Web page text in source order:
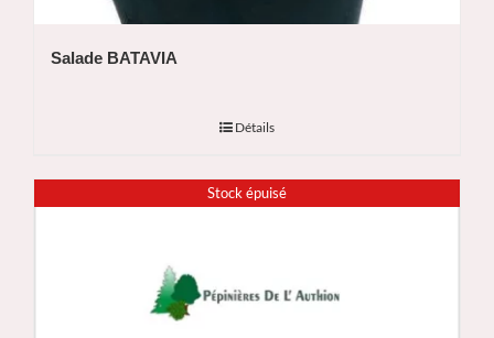
Salade BATAVIA
Détails
Stock épuisé